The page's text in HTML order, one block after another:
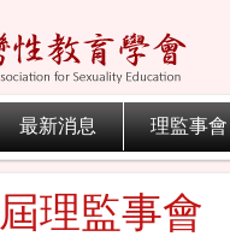
最新消息 理監事會
理監事會